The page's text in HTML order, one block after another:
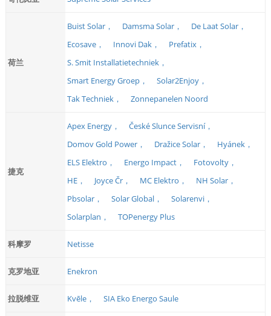
荷兰
Buist Solar， Damsma Solar，
De Laat Solar，
Ecosave，
Innovi Dak，
Prefatix，
S. Smit Installatietechniek，
Smart Energy Groep，
Solar2Enjoy，
Tak Techniek，
Zonnepanelen Noord
捷克
Apex Energy，
České Slunce Servisní，
Domov Gold Power，
Dražice Solar，
Hyánek，
ELS Elektro，
Energo Impact，
Fotovolty，
HE，
Joyce Čr， MC Elektro，
NH Solar，
Pbsolar，
Solar Global，
Solarenvi，
Solarplan，
TOPenergy Plus
科摩罗 Netisse
克罗地亚 Enekron
拉脱维亚 Kvēle， SIA Eko Energo Saule